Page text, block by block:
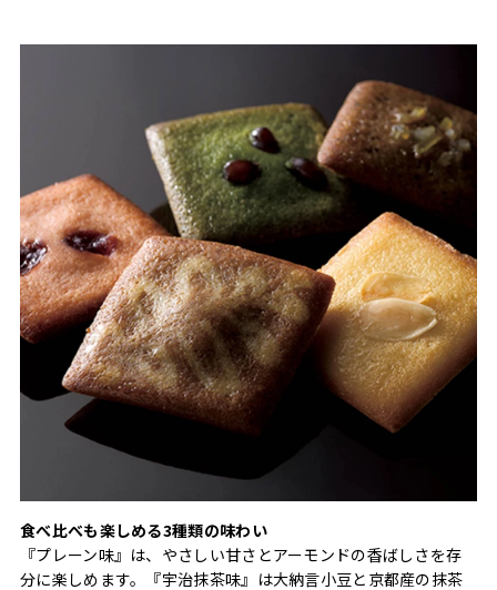
食べ比べも楽しめる3種類の味わい
『プレーン味』は、やさしい甘さとアーモンドの香ばしさを存
分に楽しめます。『宇治抹茶味』は大納言小豆と京都産の抹茶